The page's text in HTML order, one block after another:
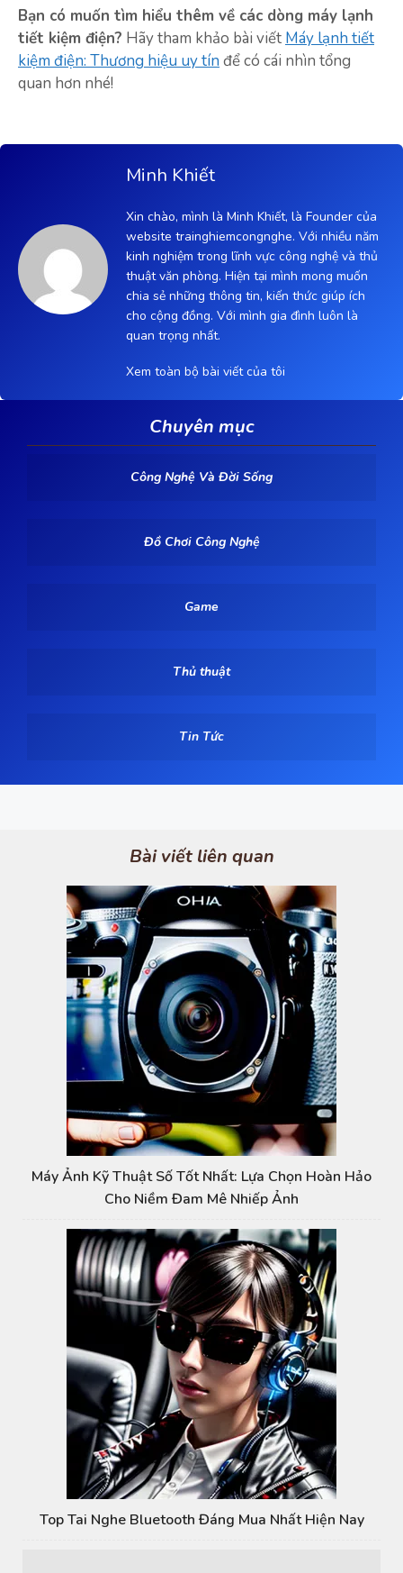
Bạn có muốn tìm hiểu thêm về các dòng máy lạnh
tiết kiệm điện? Hãy tham khảo bài viết Máy lạnh tiết
kiệm điện: Thương hiệu uy tín để có cái nhìn tổng
quan hơn nhé!
Minh Khiết
Xin chào, mình là Minh Khiết, là Founder của
website trainghiemcongnghe. Với nhiều năm
kinh nghiệm trong lĩnh vực công nghệ và thủ
thuật văn phòng. Hiện tại mình mong muốn
chia sẻ những thông tin, kiến thức giúp ích
cho cộng đồng. Với mình gia đình luôn là
quan trọng nhất.
Xem toàn bộ bài viết của tôi
Chuyên mục
Công Nghệ Và Đời Sống
Đồ Chơi Công Nghệ
Game
Thủ thuật
Tin Tức
Bài viết liên quan
Máy Ảnh Kỹ Thuật Số Tốt Nhất: Lựa Chọn Hoàn Hảo
Cho Niềm Đam Mê Nhiếp Ảnh
Top Tai Nghe Bluetooth Đáng Mua Nhất Hiện Nay